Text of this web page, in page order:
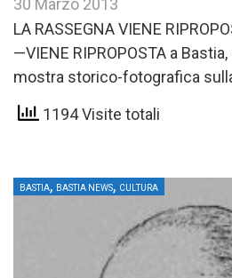
30 Marzo 2013
LA RASSEGNA VIENE
—VIENE RIPROPOSTA a
mostra storico-fotografica
Alcide De Gasperi.
1194 Visite totali
BASTIA, BASTIA NEWS, CULTURA